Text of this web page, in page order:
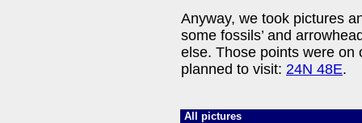
Anyway, we took pictures
some fossils’ and
else. Those points were on
planned to visit: 24N 48E.
All pictures